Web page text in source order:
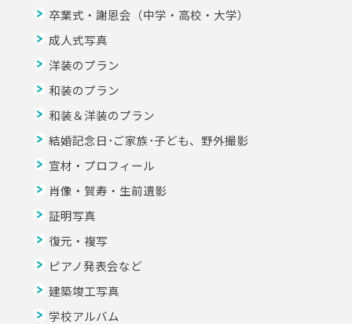
卒業式・謝恩会（中学・高校・大学）
成人式写真
洋装のプラン
和装のプラン
和装＆洋装のプラン
結婚記念日･ご家族･子ども、野外撮影
宣材・プロフィール
肖像・賀寿・生前遺影
証明写真
復元・複写
ピアノ発表会など
建築竣工写真
学校アルバム